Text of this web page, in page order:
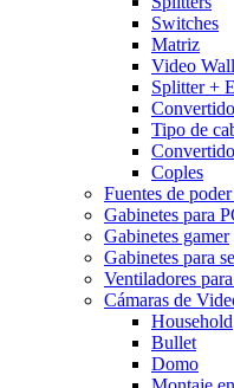
Switches
Matriz
Video Wall
Splitter +
Tipo de
Coples
Fuentes de
Gabinetes para
Gabinetes gamer
Gabinetes para
Ventiladores
Cámaras de
Household
Bullet
Domo